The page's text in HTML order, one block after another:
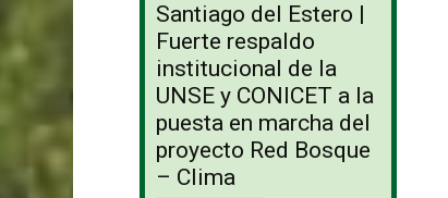
Santiago del Estero |
Fuerte respaldo
institucional de la
UNSE y CONICET a la
puesta en marcha del
proyecto Red Bosque
– Clima